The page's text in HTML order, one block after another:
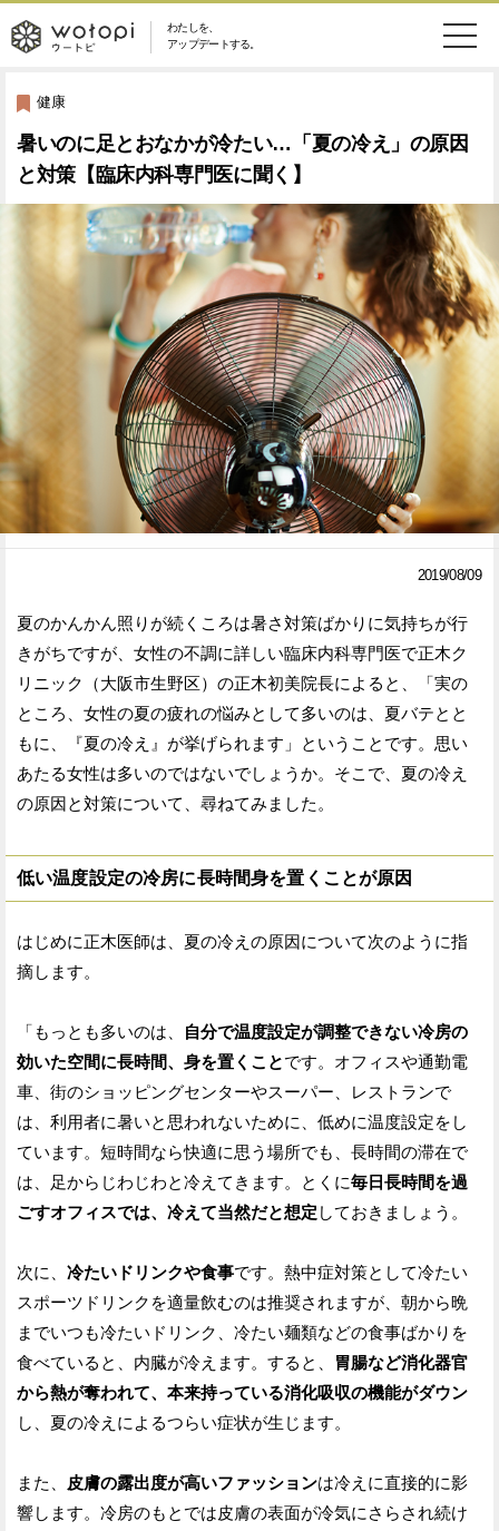
わたしを、
アップデートする。
wotopi
-
ウ
ー
ト
ピ
メ
ニ
ュ
ー
美容・コスメ 妊娠・出産
健康 ワークスタイル
ライフスタイル ファッション
ソーシャル SDGs
アイテム
ウートピとは？
Facebook
シ
ア
す
る
Twitter
シ
ア
す
る
健康
暑いのに足とおなかが冷たい…「夏の冷え」の原因
と対策【臨床内科専門医に聞く】
2019/08/09
夏のかんかん照りが続くころは暑さ対策ばかりに気持ちが行
きがちですが、女性の不調に詳しい臨床内科専門医で正木ク
リニック（大阪市生野区）の正木初美院長によると、「実の
ところ、女性の夏の疲れの悩みとして多いのは、夏バテとと
もに、『夏の冷え』が挙げられます」ということです。思い
あたる女性は多いのではないでしょうか。そこで、夏の冷え
の原因と対策について、尋ねてみました。
低い温度設定の冷房に長時間身を置くことが原因
はじめに正木医師は、夏の冷えの原因について次のように指
摘します。
「もっとも多いのは、
自分で温度設定が調整できない冷房の
効いた空間に長時間、身を置くことです。オフィスや通勤電
車、街のショッピングセンターやスーパー、レストランで
は、利用者に暑いと思われないために、低めに温度設定をし
ています。短時間なら快適に思う場所でも、長時間の滞在で
は、足からじわじわと冷えてきます。とくに毎日長時間を過
ごすオフィスでは、冷えて当然だと想定 しておきましょう。
次に、 冷たいドリンクや食事です。熱中症対策として冷たい
スポーツドリンクを適量飲むのは推奨されますが、朝から晩
までいつも冷たいドリンク、冷たい麺類などの食事ばかりを
食べていると、内臓が冷えます。すると、
胃腸など消化器官
から熱が奪われて、本来持っている消化吸収の機能がダウン
し、夏の冷えによるつらい症状が生じます。
また、 皮膚の露出度が高いファッションは冷えに直接的に影
響します。冷房のもとでは皮膚の表面が冷気にさらされ続け